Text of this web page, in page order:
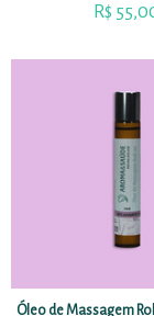
R$
Óleo de Massagem